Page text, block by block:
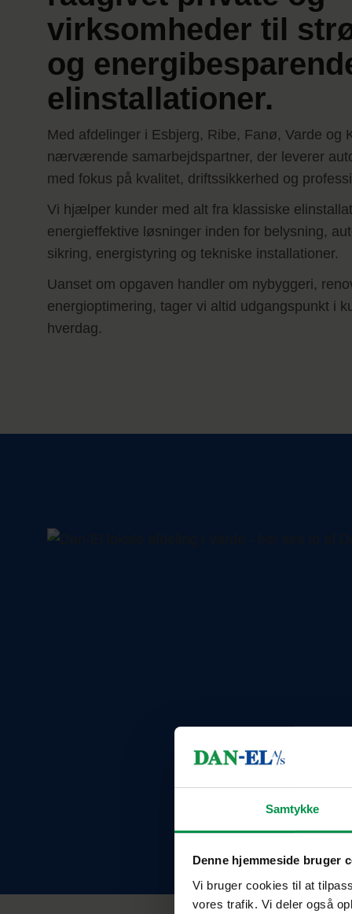
Samtykke
Denne hjemmeside bruger
Vi bruger cookies til at
vores trafik. Vi deler også
virksomheder til
og
elinstallationer.
Med afdelinger i Esbjerg, Ribe, Fanø, Varde og
nærværende samarbejdspartner, der leverer
med fokus på kvalitet, driftssikkerhed og
Vi hjælper kunder med alt fra klassiske
energieffektive løsninger inden for belysning,
sikring, energistyring og tekniske installationer.
Uanset om opgaven handler om nybyggeri,
energioptimering, tager vi altid udgangspunkt i
hverdag.